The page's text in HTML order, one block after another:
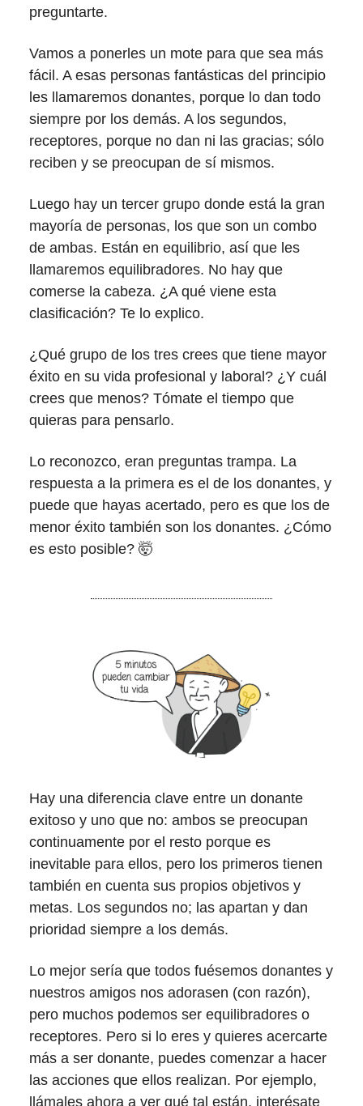
preguntarte.
Vamos a ponerles un mote para que sea más
fácil. A esas personas fantásticas del principio
les llamaremos donantes, porque lo dan todo
siempre por los demás. A los segundos,
receptores, porque no dan ni las gracias; sólo
reciben y se preocupan de sí mismos.
Luego hay un tercer grupo donde está la gran
mayoría de personas, los que son un combo
de ambas. Están en equilibrio, así que les
llamaremos equilibradores. No hay que
comerse la cabeza. ¿A qué viene esta
clasificación? Te lo explico.
¿Qué grupo de los tres crees que tiene mayor
éxito en su vida profesional y laboral? ¿Y cuál
crees que menos? Tómate el tiempo que
quieras para pensarlo.
Lo reconozco, eran preguntas trampa. La
respuesta a la primera es el de los donantes, y
puede que hayas acertado, pero es que los de
menor éxito también son los donantes. ¿Cómo
es esto posible? 🤯
Hay una diferencia clave entre un donante
exitoso y uno que no: ambos se preocupan
continuamente por el resto porque es
inevitable para ellos, pero los primeros tienen
también en cuenta sus propios objetivos y
metas. Los segundos no; las apartan y dan
prioridad siempre a los demás.
Lo mejor sería que todos fuésemos donantes y
nuestros amigos nos adorasen (con razón),
pero muchos podemos ser equilibradores o
receptores. Pero si lo eres y quieres acercarte
más a ser donante, puedes comenzar a hacer
las acciones que ellos realizan. Por ejemplo,
llámales ahora a ver qué tal están, interésate